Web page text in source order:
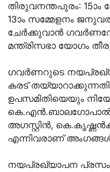
തിരുവനന്തപുരം:
13ാം സമ്മേളനം
ചേർക്കുവാൻ
മന്ത്രിസഭാ യോഗം
ഗവർണറുടെ
കരട്
ഉപസമിതിയെയും
അഗസ്റ്റിൻ,
എന്നിവരാണ്
നയപ്രഖ്യാപന